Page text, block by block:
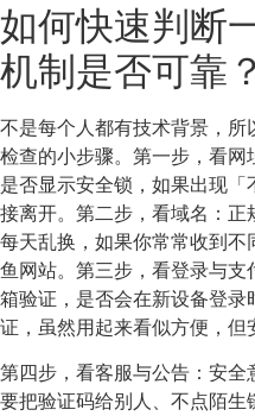
如何快速判断
机制是否可靠？
不是每个人都有技术背景，
检查的小步骤。第一步，看
是否显示安全锁，如果出现
接离开。第二步，看域名：
每天乱换，如果你常常收到
鱼网站。第三步，看登录与
箱验证，是否会在新设备登
证，虽然用起来看似方便，但
第四步，看客服与公告：安
要把验证码给别人、不点陌生